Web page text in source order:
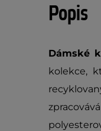
Popis
Dámské
kolekce,